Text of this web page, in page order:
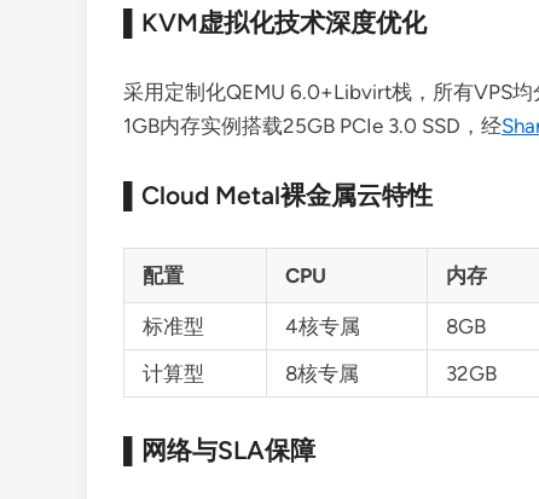
▌KVM虚拟化技术深度优化
采用定制化QEMU 6.0+Libvirt栈，所有VPS
1GB内存实例搭载25GB PCIe 3.0 SSD，经
▌Cloud Metal裸金属云特性
配置 CPU 内存
标准型 4核专属 8GB
计算型
8核专属 32GB
▌网络与SLA保障